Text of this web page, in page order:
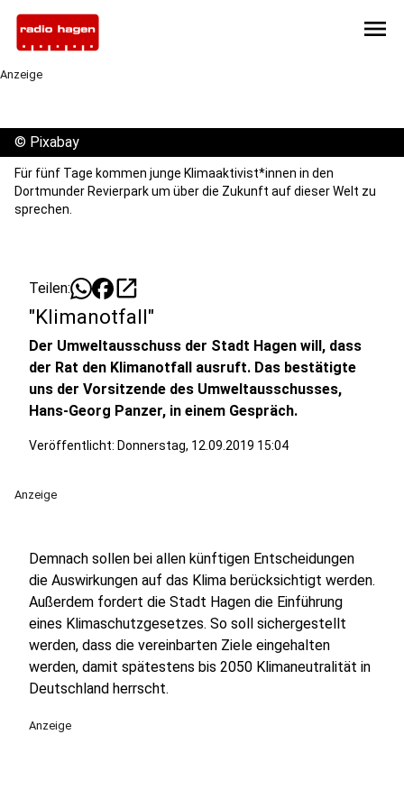
menu
Anzeige
© Pixabay
Für fünf Tage kommen junge Klimaaktivist*innen in den
Dortmunder Revierpark um über die Zukunft auf dieser Welt zu
sprechen.
Teilen: open_in_new
"Klimanotfall"
Der Umweltausschuss der Stadt Hagen will, dass
der Rat den Klimanotfall ausruft. Das bestätigte
uns der Vorsitzende des Umweltausschusses,
Hans-Georg Panzer, in einem Gespräch.
Veröffentlicht: Donnerstag, 12.09.2019 15:04
Anzeige
Demnach sollen bei allen künftigen Entscheidungen
die Auswirkungen auf das Klima berücksichtigt werden.
Außerdem fordert die Stadt Hagen die Einführung
eines Klimaschutzgesetzes. So soll sichergestellt
werden, dass die vereinbarten Ziele eingehalten
werden, damit spätestens bis 2050 Klimaneutralität in
Deutschland herrscht.
Anzeige